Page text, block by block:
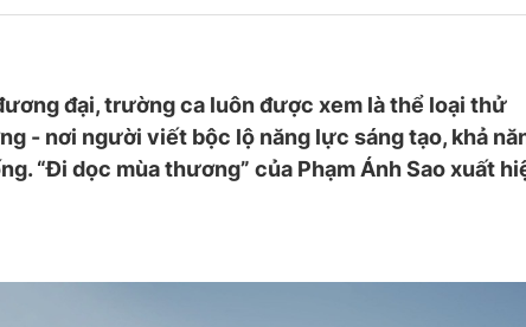
đại, trường ca luôn được xem là thể loại thử
- nơi người viết bộc lộ năng lực sáng tạo, khả
“Đi dọc mùa thương” của Phạm Ánh Sao xuất